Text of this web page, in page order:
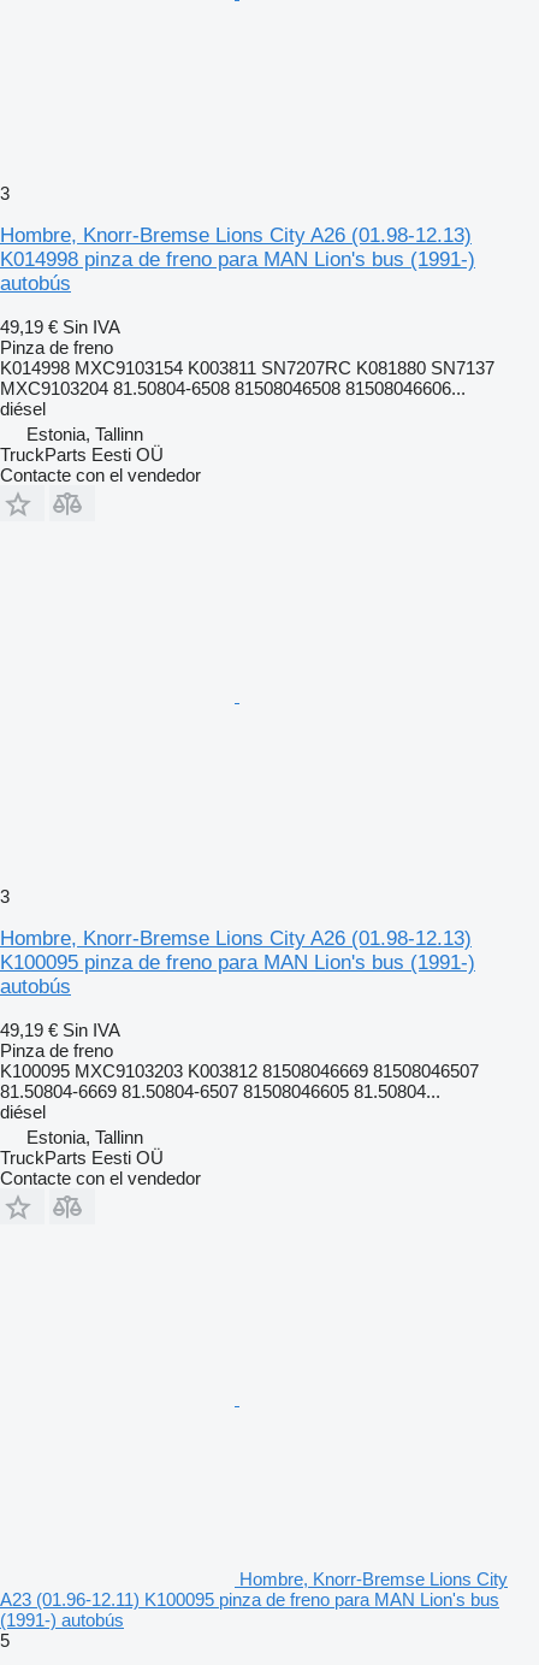
3
Hombre, Knorr-Bremse Lions City A26 (01.98-12.13)
K014998 pinza de freno para MAN Lion's bus (1991-)
autobús
49,19 € Sin IVA
Pinza de freno
K014998 MXC9103154 K003811 SN7207RC K081880 SN7137
MXC9103204 81.50804-6508 81508046508 81508046606...
diésel
Estonia, Tallinn
TruckParts Eesti OÜ
Contacte con el vendedor
3
Hombre, Knorr-Bremse Lions City A26 (01.98-12.13)
K100095 pinza de freno para MAN Lion's bus (1991-)
autobús
49,19 € Sin IVA
Pinza de freno
K100095 MXC9103203 K003812 81508046669 81508046507
81.50804-6669 81.50804-6507 81508046605 81.50804...
diésel
Estonia, Tallinn
TruckParts Eesti OÜ
Contacte con el vendedor
Hombre, Knorr-Bremse Lions City
A23 (01.96-12.11) K100095 pinza de freno para MAN Lion's bus
(1991-) autobús
5